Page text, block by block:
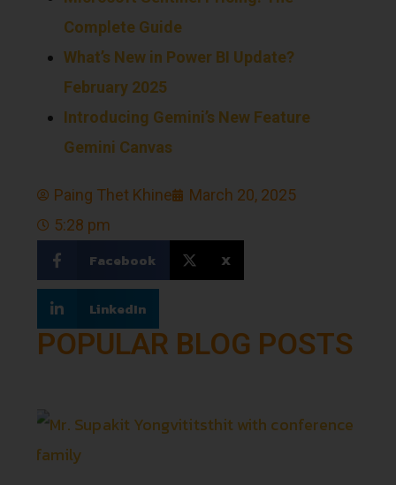
Complete Guide
What’s New in Power BI Update?
February 2025
Introducing Gemini’s New Feature
Gemini Canvas
Paing Thet Khine
March 20, 2025
5:28 pm
Facebook X
LinkedIn
POPULAR BLOG POSTS